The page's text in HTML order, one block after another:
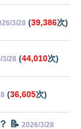
3/28 (39,386次)
3/28 (44,010次)
(36,605次)
📝 2026/3/28